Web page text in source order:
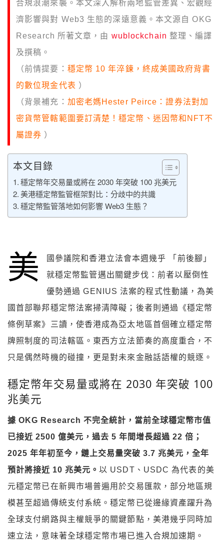
合規浪潮來襲。本文深入解析兩地監管差異、宏觀經
濟影響與對 Web3 生態的深遠意義。本文源自 OKG
Research 所著文章，由 wublockchain 整理、編譯
及撰稿。
（前情提要： 穩定幣 10 年淬鍊，終成美國政府背書
的數位現金代表 ）
（背景補充： 加密老媽Hester Peirce：證券法對加
密貨幣管轄範圍要訂清楚！穩定幣、迷因幣和NFT不
屬證券 ）
本文目錄
穩定幣年交易量或將在 2030 年突破 100 兆美元
美港穩定幣監管框架對比：分歧中的共識
穩定幣監管落地如何影響 Web3 生態？
美
國參議院和香港立法會本週幾乎 「前後腳」
就穩定幣監管邁出關鍵步伐：前者以壓倒性
優勢通過 GENIUS 法案的程式性動議，為美
國首部聯邦穩定幣法案掃清障礙；後者則通過《穩定幣
條例草案》三讀，使香港成為亞太地區首個確立穩定幣
牌照制度的司法轄區。東西方立法節奏的高度重合，不
只是偶然時機的碰撞，更是對未來金融話語權的競逐。
穩定幣年交易量或將在 2030 年突破 100
兆美元
據 OKG Research 不完全統計，當前全球穩定幣市值
已接近 2500 億美元，過去 5 年間增長超過 22 倍；
2025 年年初至今，鏈上交易量突破 3.7 兆美元，全年
預計將接近 10 兆美元。 以 USDT、USDC 為代表的美
元穩定幣已在新興市場普遍用於交易匯款，部分地區規
模甚至超過傳統支付系統。穩定幣已從邊緣資產躍升為
全球支付網路與主權競爭的關鍵節點，美港幾乎同時加
速立法，意味著全球穩定幣市場已進入合規加速期。